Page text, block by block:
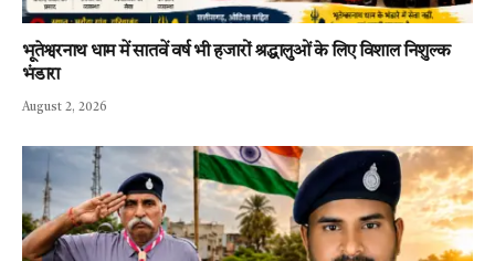
भूतेश्वरनाथ धाम में सातवें वर्ष भी हजारों श्रद्धालुओं के लिए विशाल निशुल्क
भंडारा
August 2, 2026